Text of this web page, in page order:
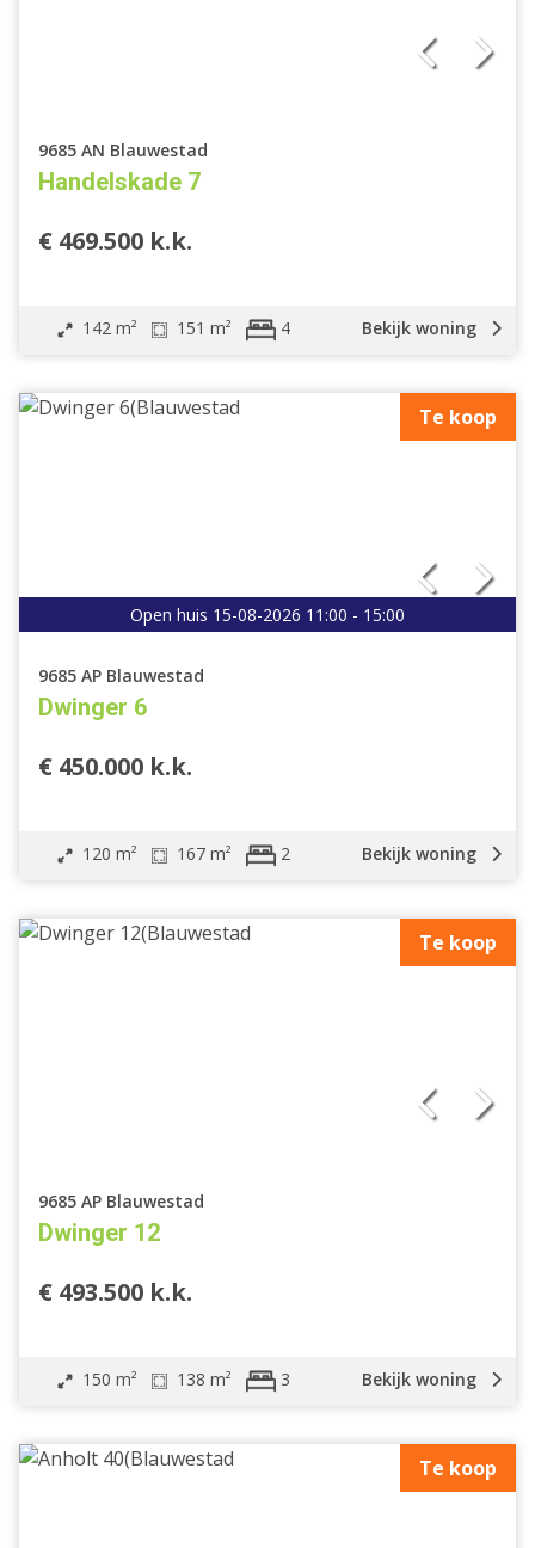
9685 AN Blauwestad
Handelskade 7
€ 469.500 k.k.
142 m² 151 m² 4 Bekijk woning
Te koop
Open huis 15-08-2026 11:00 - 15:00
9685 AP Blauwestad
Dwinger 6
€ 450.000 k.k.
120 m² 167 m² 2 Bekijk woning
Te koop
9685 AP Blauwestad
Dwinger 12
€ 493.500 k.k.
150 m² 138 m² 3 Bekijk woning
Te koop